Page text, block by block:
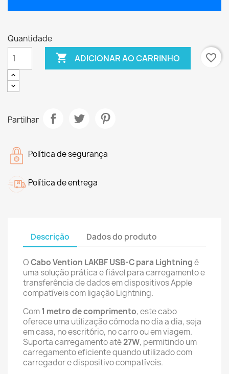
Quantidade
 ADICIONAR AO CARRINHO favorite_border
Partilhar
Política de segurança
Política de entrega
Descrição Dados do produto
OCabo Vention LAKBF USB-C para Lightningé
uma solução prática e fiável para carregamento e
transferência de dados em dispositivos Apple
compatíveis com ligação Lightning.
Com1 metro de comprimento, este cabo
oferece uma utilização cómoda no dia a dia, seja
em casa, no escritório, no carro ou em viagem.
Suporta carregamento até27W, permitindo um
carregamento eficiente quando utilizado com
carregador e dispositivo compatíveis.